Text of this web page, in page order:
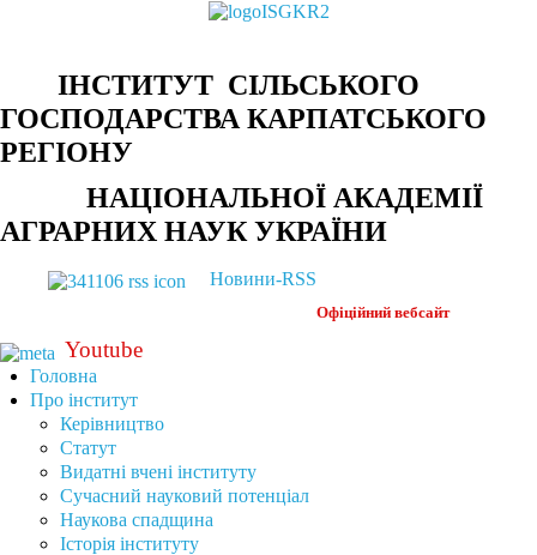
ІНСТИТУТ СІЛЬСЬКОГО
ГОСПОДАРСТВА КАРПАТСЬКОГО
РЕГІОНУ
НАЦІОНАЛЬНОЇ АКАДЕМІЇ
АГРАРНИХ НАУК УКРАЇНИ
Новини-RSS
Офіційний вебсайт
Youtube
Головна
Про інститут
Керівництво
Статут
Видатні вчені інституту
Сучасний науковий потенціал
Наукова спадщина
Історія інституту